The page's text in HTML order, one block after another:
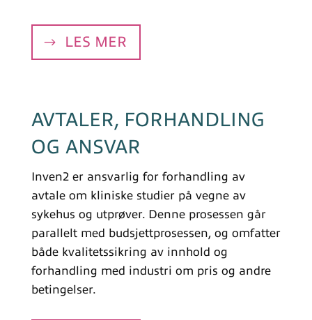
LES MER
AVTALER, FORHANDLING
OG ANSVAR
Inven2 er ansvarlig for forhandling av
avtale om kliniske studier på vegne av
sykehus og utprøver. Denne prosessen går
parallelt med budsjettprosessen, og omfatter
både kvalitetssikring av innhold og
forhandling med industri om pris og andre
betingelser.